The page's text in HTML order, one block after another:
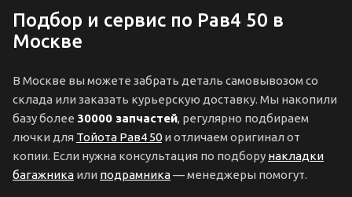
Подбор и сервис по Рав4 50 в
Москве
В Москве вы можете забрать деталь самовывозом со
склада или заказать курьерскую доставку. Мы накопили
базу более 30000 запчастей, регулярно подбираем
лючки для Тойота Рав4 50 и отличаем оригинал от
копии. Если нужна консультация по подбору накладки
багажника или подрамника— менеджеры помогут.